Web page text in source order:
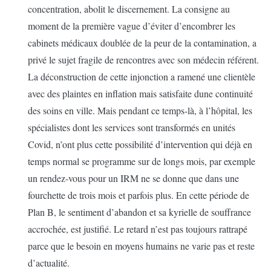
concentration, abolit le discernement. La consigne au
moment de la première vague d’éviter d’encombrer les
cabinets médicaux doublée de la peur de la contamination, a
privé le sujet fragile de rencontres avec son médecin référent.
La déconstruction de cette injonction a ramené une clientèle
avec des plaintes en inflation mais satisfaite dune continuité
des soins en ville. Mais pendant ce temps-là, à l’hôpital, les
spécialistes dont les services sont transformés en unités
Covid, n’ont plus cette possibilité d’intervention qui déjà en
temps normal se programme sur de longs mois, par exemple
un rendez-vous pour un IRM ne se donne que dans une
fourchette de trois mois et parfois plus. En cette période de
Plan B, le sentiment d’abandon et sa kyrielle de souffrance
accrochée, est justifié. Le retard n’est pas toujours rattrapé
parce que le besoin en moyens humains ne varie pas et reste
d’actualité.